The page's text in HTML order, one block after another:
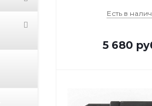
Есть в
5 680